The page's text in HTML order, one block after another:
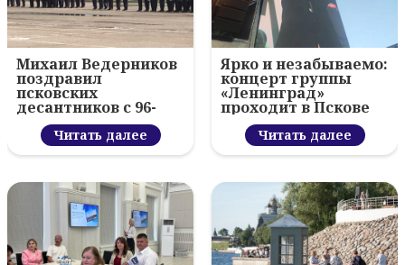
Михаил Ведерников
поздравил
псковских
десантников с 96-
летием ВДВ и
вручил награды
Читать далее
Ярко и незабываемо:
концерт группы
«Ленинград»
проходит в Пскове
Читать далее